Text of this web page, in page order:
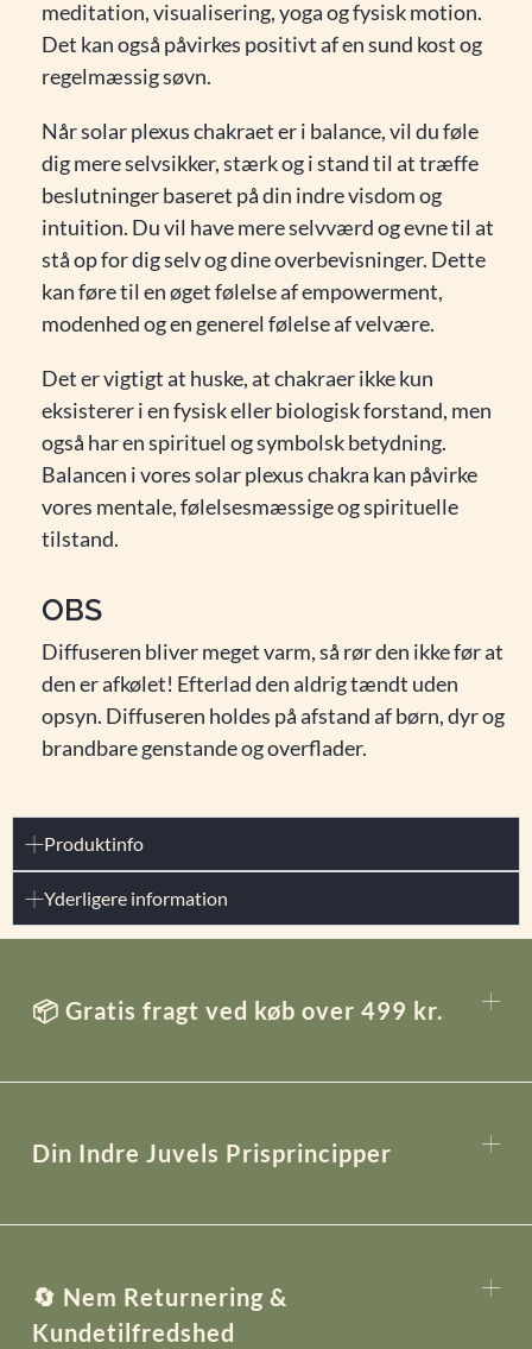
meditation, visualisering, yoga og fysisk motion.
Det kan også påvirkes positivt af en sund kost og
regelmæssig søvn.
Når solar plexus chakraet er i balance, vil du føle
dig mere selvsikker, stærk og i stand til at træffe
beslutninger baseret på din indre visdom og
intuition. Du vil have mere selvværd og evne til at
stå op for dig selv og dine overbevisninger. Dette
kan føre til en øget følelse af empowerment,
modenhed og en generel følelse af velvære.
Det er vigtigt at huske, at chakraer ikke kun
eksisterer i en fysisk eller biologisk forstand, men
også har en spirituel og symbolsk betydning.
Balancen i vores solar plexus chakra kan påvirke
vores mentale, følelsesmæssige og spirituelle
tilstand.
OBS
Diffuseren bliver meget varm, så rør den ikke før at
den er afkølet! Efterlad den aldrig tændt uden
opsyn. Diffuseren holdes på afstand af børn, dyr og
brandbare genstande og overflader.
Produktinfo
Yderligere information
📦 Gratis fragt ved køb over 499 kr.
Din Indre Juvels Prisprincipper
🔄 Nem Returnering &
Kundetilfredshed